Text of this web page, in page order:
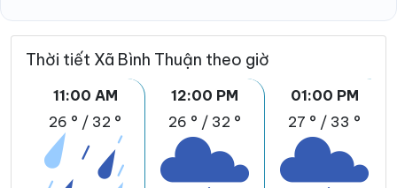
Thời tiết Xã Bình Thuận theo giờ
11:00 AM
26 ° / 32 °
12:00 PM
26 ° / 32 °
01:00 PM
27 ° / 33 °